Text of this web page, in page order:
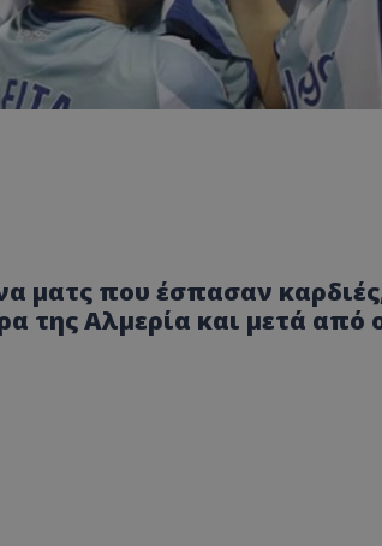
ματς που έσπασαν
της Αλμερία και μετά από